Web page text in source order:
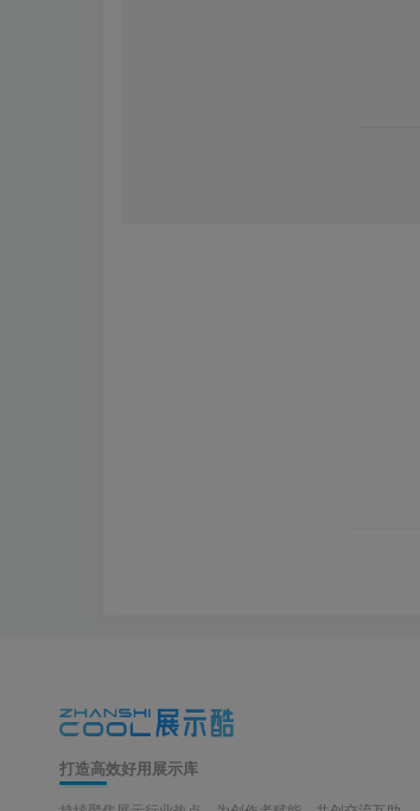
打造高效好用展示库